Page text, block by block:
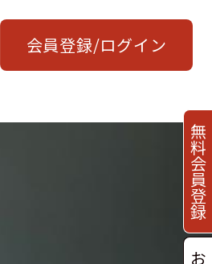
会員登録/ログイン
無
料
会
員
登
録
お